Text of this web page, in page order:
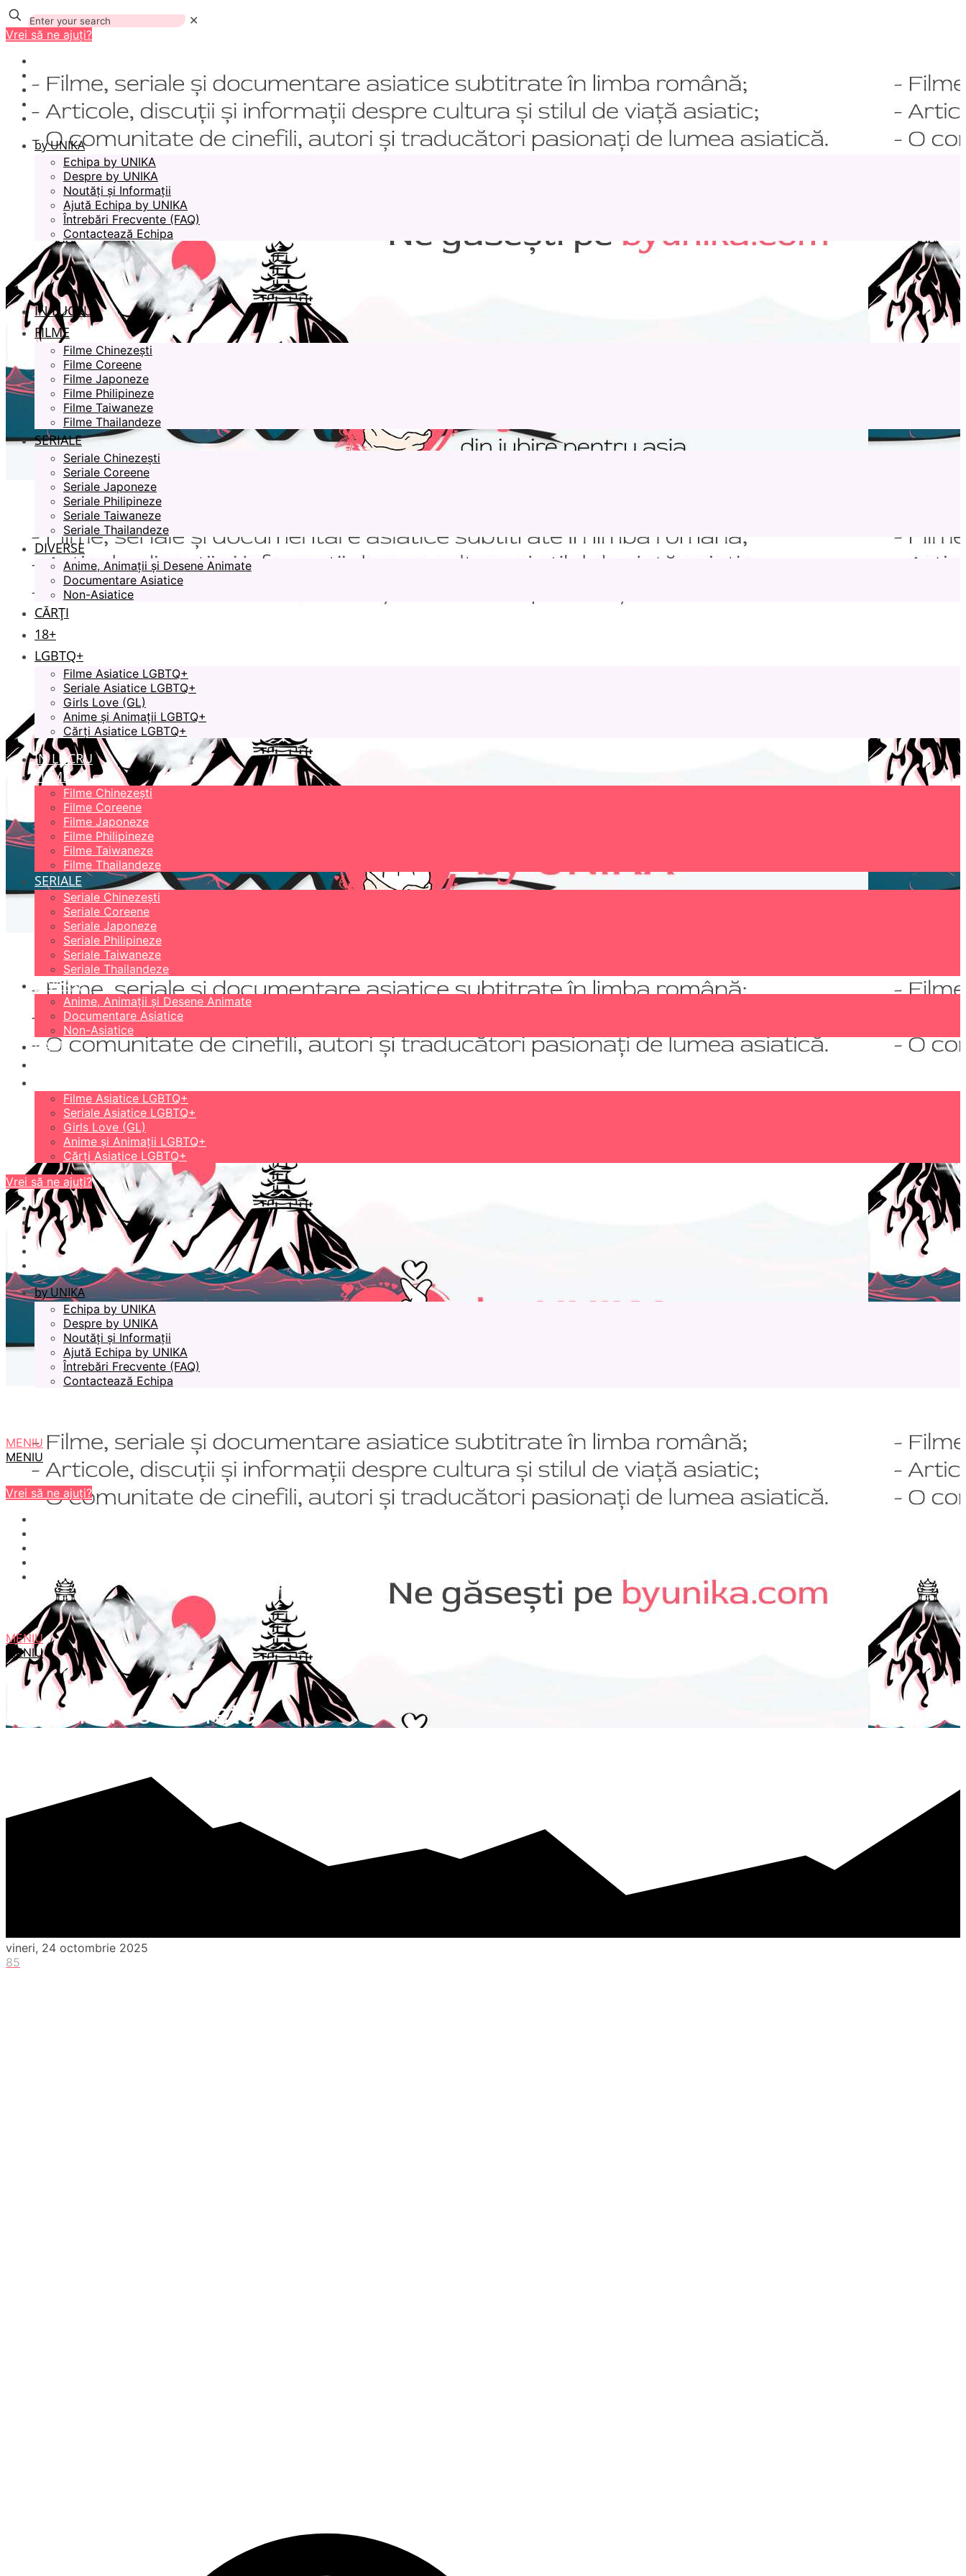
✕
Vrei să ne ajuți?
by UNIKA
Echipa by UNIKA
Despre by UNIKA
Noutăți și Informații
Ajută Echipa by UNIKA
Întrebări Frecvente (FAQ)
Contactează Echipa
ÎN LUCRU
FILME
Filme Chinezești
Filme Coreene
Filme Japoneze
Filme Philipineze
Filme Taiwaneze
Filme Thailandeze
SERIALE
Seriale Chinezești
Seriale Coreene
Seriale Japoneze
Seriale Philipineze
Seriale Taiwaneze
Seriale Thailandeze
DIVERSE
Anime, Animații și Desene Animate
Documentare Asiatice
Non-Asiatice
CĂRȚI
18+
LGBTQ+
Filme Asiatice LGBTQ+
Seriale Asiatice LGBTQ+
Girls Love (GL)
Anime și Animații LGBTQ+
Cărți Asiatice LGBTQ+
ÎN LUCRU
FILME
Filme Chinezești
Filme Coreene
Filme Japoneze
Filme Philipineze
Filme Taiwaneze
Filme Thailandeze
SERIALE
Seriale Chinezești
Seriale Coreene
Seriale Japoneze
Seriale Philipineze
Seriale Taiwaneze
Seriale Thailandeze
DIVERSE
Anime, Animații și Desene Animate
Documentare Asiatice
Non-Asiatice
CĂRȚI
Filme Asiatice LGBTQ+
Seriale Asiatice LGBTQ+
Girls Love (GL)
Anime și Animații LGBTQ+
Cărți Asiatice LGBTQ+
Vrei să ne ajuți?
by UNIKA
Echipa by UNIKA
Despre by UNIKA
Noutăți și Informații
Ajută Echipa by UNIKA
Întrebări Frecvente (FAQ)
Contactează Echipa
MENIU
MENIU
Vrei să ne ajuți?
MENIU
MENIU
documente secrete
vineri, 24 octombrie 2025
85